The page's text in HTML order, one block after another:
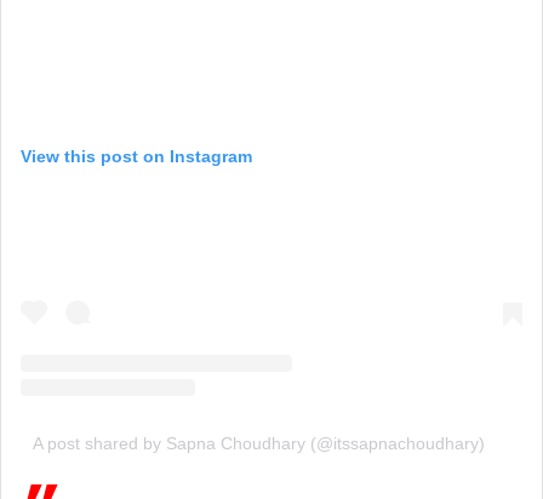
View this post on Instagram
A post shared by Sapna Choudhary (@itssapnachoudhary)